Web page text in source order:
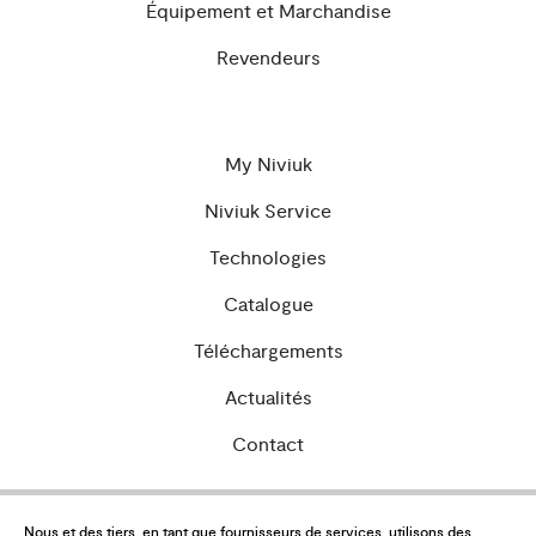
Équipement et Marchandise
Revendeurs
My Niviuk
Niviuk Service
Technologies
Catalogue
Téléchargements
Actualités
Contact